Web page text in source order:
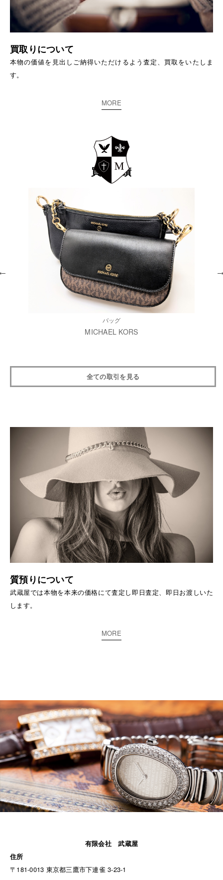
買取りについて
本物の価値を見出しご納得いただけるよう査定、買取をいたしま
す。
MORE
買取実績
バッグ
MICHAEL KORS
全ての取引を見る
質預りについて
武蔵屋では本物を本来の価格にて査定し即日査定、即日お渡しいた
します。
MORE
有限会社 武蔵屋
住所
〒181-0013 東京都三鷹市下連雀 3-23-1